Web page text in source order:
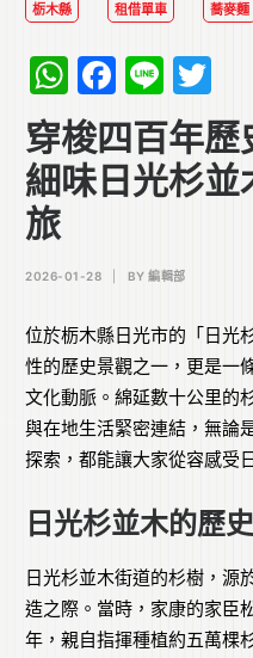
栃木縣 租借單車 蕎麥麵
WhatsApp
Line
穿梭四百年歷
細味日光杉
旅
2026-01-28 BY 編輯部
位於栃木縣日光市的「日光
性的歷史景觀之一，更是一
文化動脈。綿延數十公里的
與在地生活緊密連結，無論
探索，都能讓大家從容感受
日光杉並木的歷史
日光杉並木街道的杉樹，源
造之際。當時，家康的家臣
年，親自指揮種植約五萬棵